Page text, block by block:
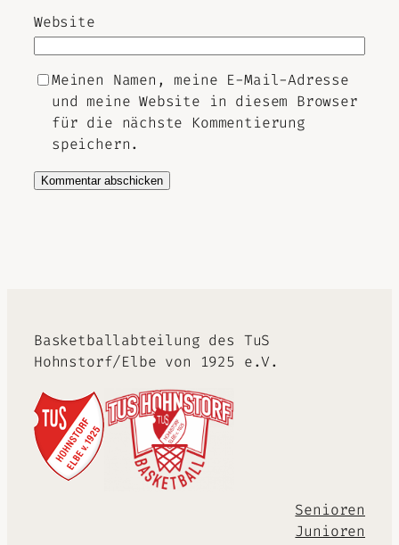
Website
Meinen Namen, meine E-Mail-Adresse
und meine Website in diesem Browser
für die nächste Kommentierung
speichern.
Basketballabteilung des TuS
Hohnstorf/Elbe von 1925 e.V.
Senioren
Junioren